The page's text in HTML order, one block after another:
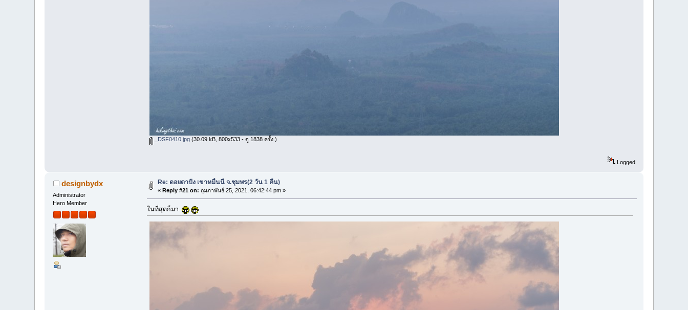
_DSF0410.jpg (30.09 kB, 800x533 - ดู 1838 ครั้ง.)
Logged
designbydx
Administrator
Hero Member
Re: ดอยตาปัง เขาหมื่นนี จ.ชุมพร(2 วัน 1 คืน)
« Reply #21 on: กุมภาพันธ์ 25, 2021, 06:42:44 pm »
ในที่สุดก็มา